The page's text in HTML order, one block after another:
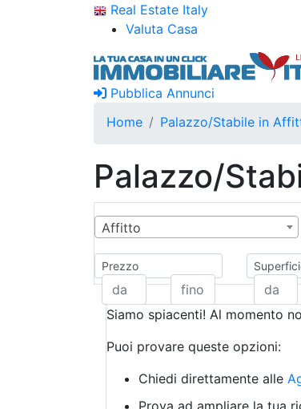
Real Estate Italy
Valuta Casa
Pubblica Annunci
Home
Palazzo/Stabile in
Palazzo/
Affitto
Prezzo
Siamo spiacenti! Al momento
Puoi provare queste opzioni:
Chiedi direttamente alle
Prova ad ampliare la tua